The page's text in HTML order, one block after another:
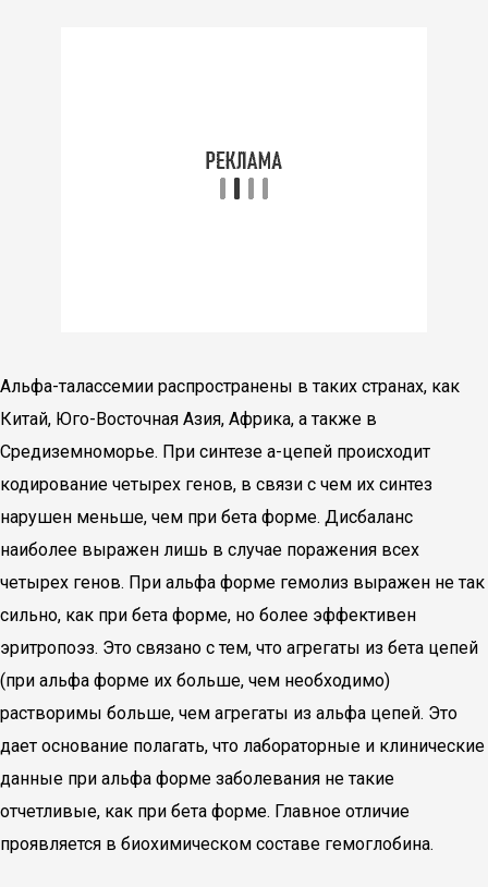
Альфа-талассемии распространены в таких странах, как
Китай, Юго-Восточная Азия, Африка, а также в
Средиземноморье. При синтезе а-цепей происходит
кодирование четырех генов, в связи с чем их синтез
нарушен меньше, чем при бета форме. Дисбаланс
наиболее выражен лишь в случае поражения всех
четырех генов. При альфа форме гемолиз выражен не так
сильно, как при бета форме, но более эффективен
эритропоэз. Это связано с тем, что агрегаты из бета цепей
(при альфа форме их больше, чем необходимо)
растворимы больше, чем агрегаты из альфа цепей. Это
дает основание полагать, что лабораторные и клинические
данные при альфа форме заболевания не такие
отчетливые, как при бета форме. Главное отличие
проявляется в биохимическом составе гемоглобина.